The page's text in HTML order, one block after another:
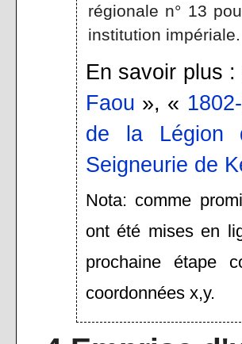
régionale n° 13
institution impériale.
En savoir plus :
Faou », «
de la Légion
Seigneurie de
Nota: comme
ont été mises en
prochaine étape
coordonnées x,y.